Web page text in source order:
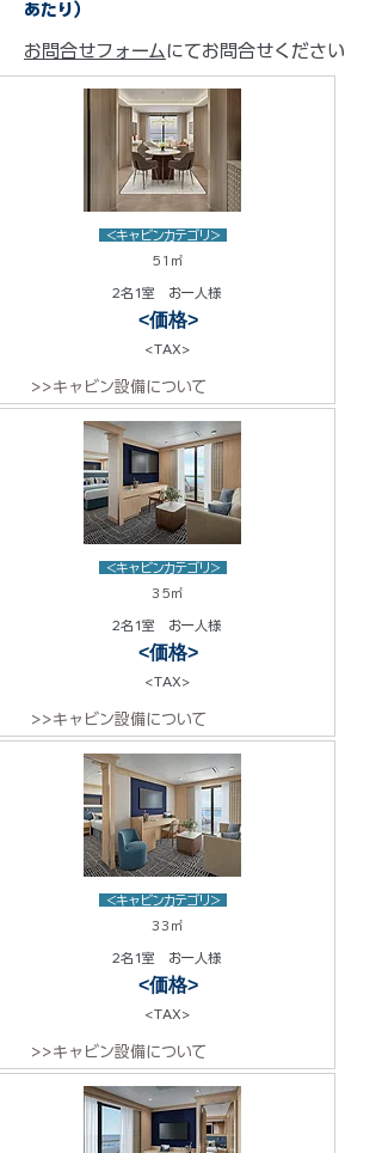
あたり）
お問合せフォームにてお問合せください
<キャビンカテゴリ>
51㎡
2名1室 お一人様
<価格>
<TAX>
>>キャビン設備について
<キャビンカテゴリ>
35㎡
2名1室 お一人様
<価格>
<TAX>
>>キャビン設備について
<キャビンカテゴリ>
33㎡
2名1室 お一人様
<価格>
<TAX>
>>キャビン設備について